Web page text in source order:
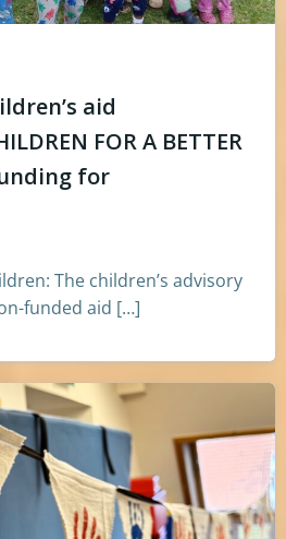
aid
FOR A BETTER
for
The children’s advisory
funded aid […]